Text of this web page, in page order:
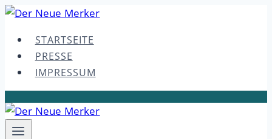
Skip
contentSTARTSEITE
PRESSE
IMPRESSUM